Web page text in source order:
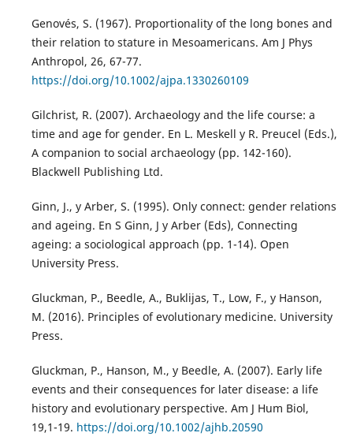
Genovés, S. (1967). Proportionality of the long bones and
their relation to stature in Mesoamericans. Am J Phys
Anthropol, 26, 67-77.
https://doi.org/10.1002/ajpa.1330260109
Gilchrist, R. (2007). Archaeology and the life course: a
time and age for gender. En L. Meskell y R. Preucel (Eds.),
A companion to social archaeology (pp. 142-160).
Blackwell Publishing Ltd.
Ginn, J., y Arber, S. (1995). Only connect: gender relations
and ageing. En S Ginn, J y Arber (Eds), Connecting
ageing: a sociological approach (pp. 1-14). Open
University Press.
Gluckman, P., Beedle, A., Buklijas, T., Low, F., y Hanson,
M. (2016). Principles of evolutionary medicine. University
Press.
Gluckman, P., Hanson, M., y Beedle, A. (2007). Early life
events and their consequences for later disease: a life
history and evolutionary perspective. Am J Hum Biol,
19,1-19. https://doi.org/10.1002/ajhb.20590